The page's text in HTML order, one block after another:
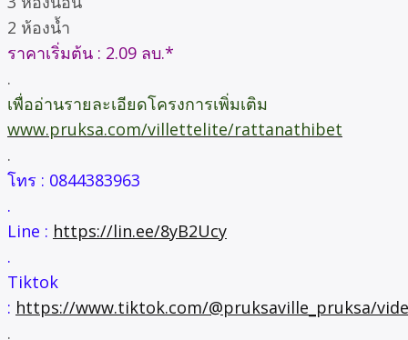
2 ห้องน้ำ
ราคาเริ่มต้น : 2.09 ลบ.*
.
เพื่ออ่านรายละเอียดโครงการเพิ่มเติม
www.pruksa.com/villettelite/rattanathibet
.
โทร : 0844383963
.
Line : https://lin.ee/8yB2Ucy
.
Tiktok
: https://www.tiktok.com/@pruksaville_pruksa/
.